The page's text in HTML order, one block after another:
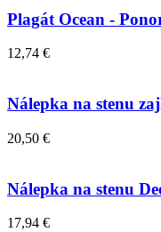
Plagát Ocean -
12,74 €
Nálepka na stenu
20,50 €
Nálepka na stenu
17,94 €